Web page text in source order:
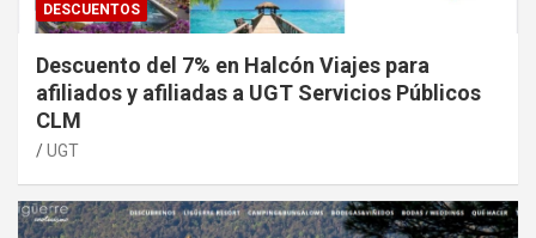
DESCUENTOS
Descuento del 7% en Halcón Viajes para
afiliados y afiliadas a UGT Servicios Públicos
CLM
UGT